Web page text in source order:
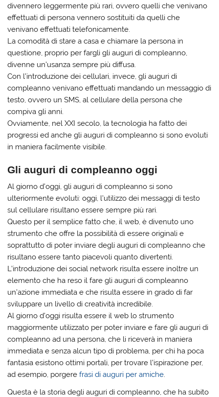
divennero leggermente più rari, ovvero quelli che venivano
effettuati di persona vennero sostituiti da quelli che
venivano effettuati telefonicamente.
La comodità di stare a casa e chiamare la persona in
questione, proprio per fargli gli auguri di compleanno,
divenne un’usanza sempre più diffusa.
Con l’introduzione dei cellulari, invece, gli auguri di
compleanno venivano effettuati mandando un messaggio di
testo, ovvero un SMS, al cellulare della persona che
compiva gli anni.
Ovviamente, nel XXI secolo, la tecnologia ha fatto dei
progressi ed anche gli auguri di compleanno si sono evoluti
in maniera facilmente visibile.
Gli auguri di compleanno oggi
Al giorno d’oggi, gli auguri di compleanno si sono
ulteriormente evoluti: oggi, l’utilizzo dei messaggi di testo
sul cellulare risultano essere sempre più rari.
Questo per il semplice fatto che, il web, è divenuto uno
strumento che offre la possibilità di essere originali e
soprattutto di poter inviare degli auguri di compleanno che
risultano essere tanto piacevoli quanto divertenti.
L’introduzione dei social network risulta essere inoltre un
elemento che ha reso il fare gli auguri di compleanno
un’azione immediata e che risulta essere in grado di far
sviluppare un livello di creatività incredibile.
Al giorno d’oggi risulta essere il web lo strumento
maggiormente utilizzato per poter inviare e fare gli auguri di
compleanno ad una persona, che li riceverà in maniera
immediata e senza alcun tipo di problema, per chi ha poca
fantasia esistono ottimi portali, per trovare l’ispirazione per,
ad esempio, porgerefrasi di auguri per amiche.
Questa è la storia degli auguri di compleanno, che ha subito